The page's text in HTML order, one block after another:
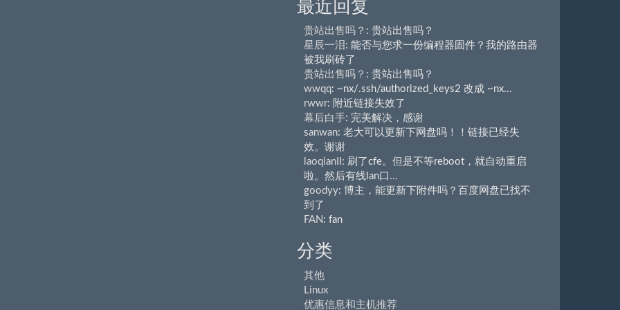
最近回复
贵站出售吗？ : 贵站出售吗？
星辰一泪 : 能否与您求一份编程器固件？我的路由器
被我刷砖了
贵站出售吗？ : 贵站出售吗？
wwqq: ~nx/.ssh/authorized_keys2 改成 ~nx...
rwwr: 附近链接失效了
幕后白手: 完美解决，感谢
sanwan: 老大可以更新下网盘吗！！链接已经失
效。谢谢
laoqianII : 刷了cfe。但是不等reboot，就自动重启
啦。然后有线lan口...
goodyy: 博主，能更新下附件吗？百度网盘已找不
到了
FAN : fan
分类
其他
Linux
优惠信息和主机推荐